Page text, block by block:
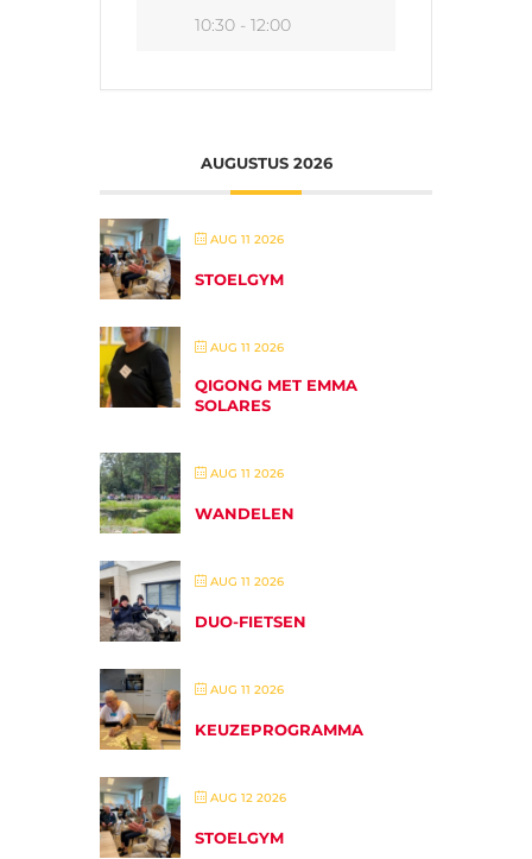
10:30 - 12:00
AUGUSTUS 2026
AUG 11 2026
STOELGYM
AUG 11 2026
QIGONG MET EMMA
SOLARES
AUG 11 2026
WANDELEN
AUG 11 2026
DUO-FIETSEN
AUG 11 2026
KEUZEPROGRAMMA
AUG 12 2026
STOELGYM